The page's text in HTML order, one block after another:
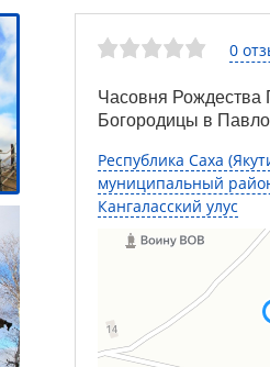
0
Часовня Рождества
Богородицы в
Республика Саха
муниципальный
Кангаласский улус